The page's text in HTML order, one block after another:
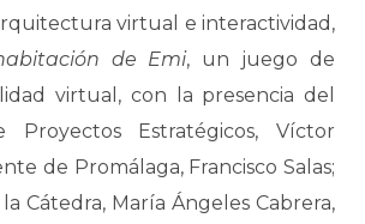
virtual e interactividad,
de Emi, un juego de
virtual, con la presencia del
Proyectos Estratégicos, Víctor
de Promálaga, Francisco Salas;
Cátedra, María Ángeles Cabrera,